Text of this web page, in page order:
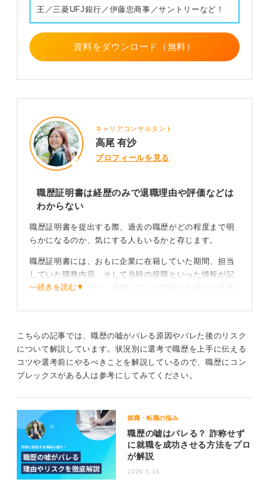
ょう。
王／三菱UFJ銀行／伊藤忠商事／サントリーなど！
資料をダウンロード（無料）
キャリアコンサルタント
高尾 有沙
プロフィールを見る
職歴証明書は経歴のみで退職理由や評価などは
わからない
職歴証明書を提出する際、過去の職歴がどの程度まで明
らかになるのか、気にする人もいるかと存じます。
職歴証明書には、おもに企業に在籍していた期間、担当
していた職務内容、そして当時の役職といった情報が記
載されます。一方で、退職に至った理由や在籍中の評価
ん。
職歴は正しく記載！ 事情がある経歴も簡単に書いて
おこう
き点があります。
まず、自身が作成する履歴書に記載していない職歴が、
企業から発行される職歴証明書によって判明する可能性
があります。そのため、履歴書には正確な職歴を記載す
ることが望ましいといえます。
また、職務経歴書に関しても同様の注意が必要です。
⋯続きを読む▼
こちらの記事では、職歴の嘘がバレる原因やバレた後のリスク
について解説しています。状況別に選考で職歴を上手に伝える
コツや選考前にやるべきことを解説しているので、職歴にコン
プレックスがある人は参考にしてみてください。
就職・転職の悩み
職歴の嘘はバレる？ 詐称せず
に就職を成功させる方法をプロ
が解説
2026.5.14